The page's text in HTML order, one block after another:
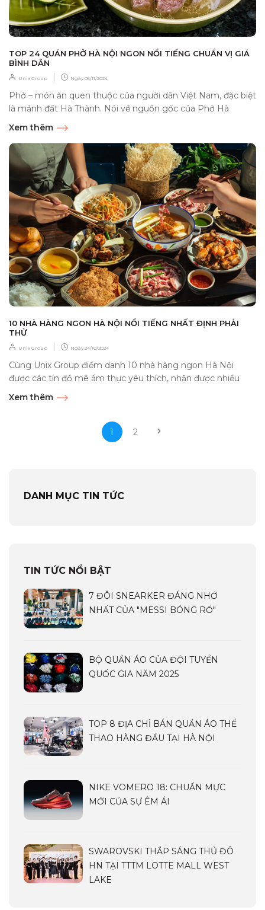
TOP 24 QUÁN PHỞ HÀ NỘI NGON NỔI TIẾNG CHUẨN VỊ GIÁ
BÌNH DÂN
Unix Group Ngày 05/11/2024
Phở – món ăn quen thuộc của người dân Việt Nam, đặc biệt
là mảnh đất Hà Thành. Nói về nguồn gốc của Phở Hà
Nội chắc chẳng...
Xem thêm
10 NHÀ HÀNG NGON HÀ NỘI NỔI TIẾNG NHẤT ĐỊNH PHẢI
THỬ
Unix Group | Ngày 24/10/2024
Cùng Unix Group điểm danh 10 nhà hàng ngon Hà Nội
được các tín đồ mê ẩm thực yêu thích, nhận được nhiều
đánh giá...
Xem thêm
1 2
DANH MỤC TIN TỨC
TIN TỨC NỔI BẬT
7 ĐÔI SNEARKER ĐÁNG NHỚ
NHẤT CỦA "MESSI BÓNG RỔ"
BỘ QUẦN ÁO CỦA ĐỘI TUYỂN
QUỐC GIA NĂM 2025
TOP 8 ĐỊA CHỈ BÁN QUẦN ÁO THỂ
THAO HÀNG ĐẦU TẠI HÀ NỘI
NIKE VOMERO 18: CHUẨN MỰC
MỚI CỦA SỰ ÊM ÁI
SWAROVSKI THẮP SÁNG THỦ ĐÔ
HN TẠI TTTM LOTTE MALL WEST
LAKE